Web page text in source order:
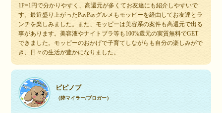
1P=1円で分かりやすく、高還元が多くてお友達にも紹介しやすいで
す。最近盛り上がったPayPayグルメもモッピーを経由してお友達とラ
ンチを楽しみました。また、モッピーは美容系の案件も高還元で出る
事があります。美容液やナイトブラ等も100%還元の実質無料でGET
できました。モッピーのおかげで子育てしながらも自分の楽しみがで
き、日々の生活が豊かになりました。
ピピノブ
（陸マイラー/ブロガー）